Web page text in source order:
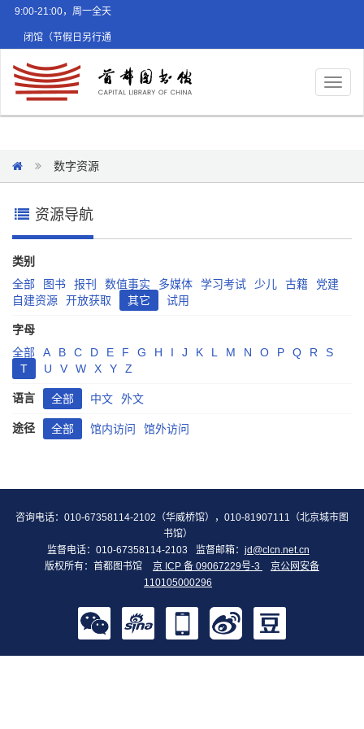
9:00-21:00，周一全天
闭馆（节假日另行通
数字资源
资源导航
类别
全部
图书 报刊 数值事实 多媒体 学习考试 少儿 古籍
党建
自建资源
开放获取 其它 试用
字母
全部
A B C D E F G H I J K L M N O P Q R
S
T
U V W X Y Z
语言 全部 中文 外文
途径 全部 馆内访问 馆外访问
咨询电话：010-67358114-2102（华威桥馆），010-81907111（北京城市图
书馆）
监督电话：010-67358114-2103
监督邮箱： jd@clcn.net.cn
版权所有：首都图书馆
京 ICP 备 09067229号-3
京公网安备
110105000296